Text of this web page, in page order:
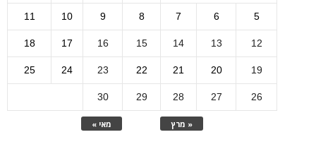
« מרץ מאי »
5
6
7
8
9
10
11
12
13
14
15
16
17
18
19
20
21
22
23
24
25
26
27
28
29
30